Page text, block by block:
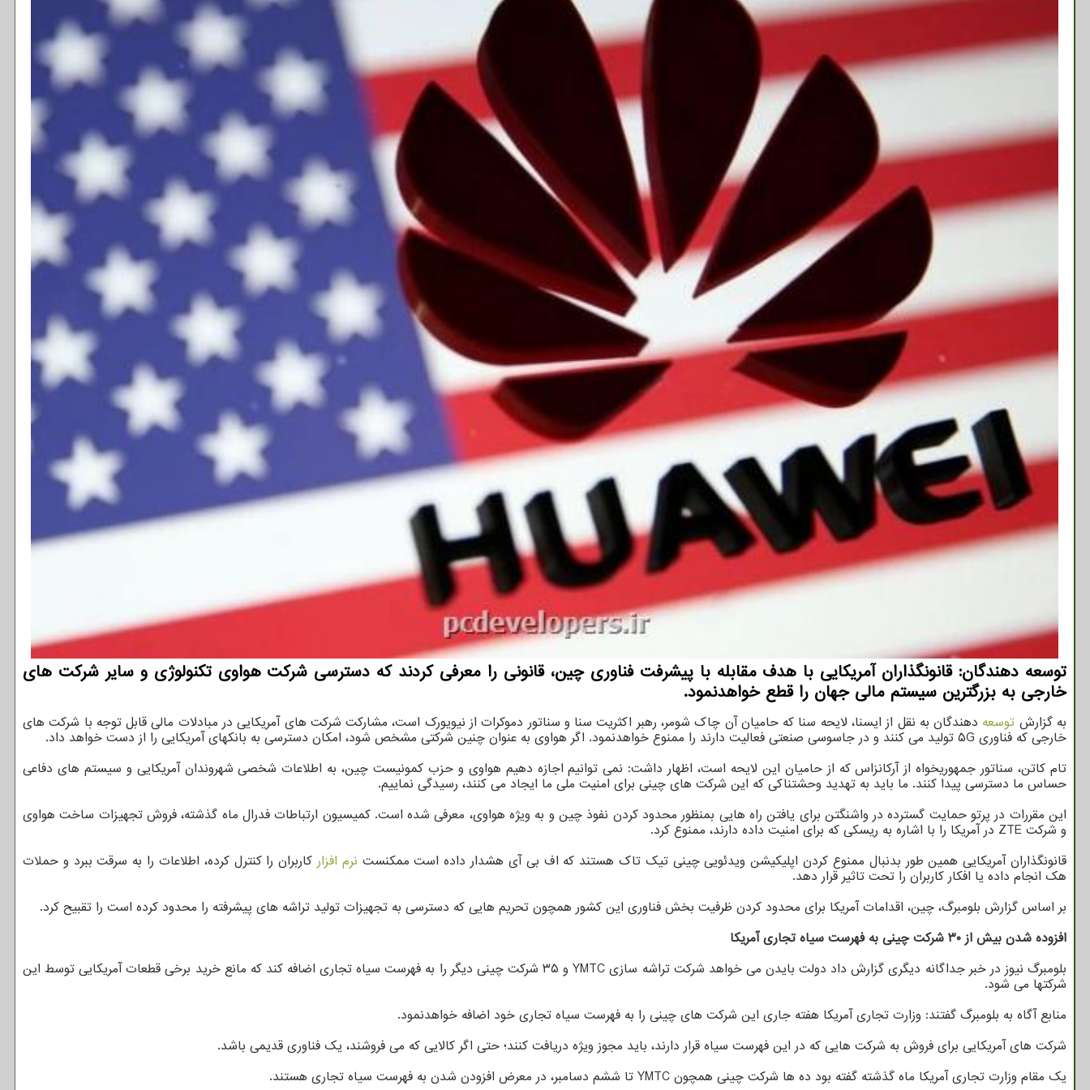
توسعه دهندگان: قانونگذاران آمریکایی با هدف مقابله با پیشرفت فناوری چین، قانونی را معرفی کردند که دسترسی شرکت هواوی تکنولوژی و سایر شرکت های
خارجی به بزرگترین سیستم مالی جهان را قطع خواهدنمود.
به گزارش توسعه دهندگان به نقل از ایسنا، لایحه سنا که حامیان آن چاک شومر، رهبر اکثریت سنا و سناتور دموکرات از نیویورک است، مشارکت شرکت های آمریکایی در مبادلات مالی قابل توجه با شرکت های
خارجی که فناوری ۵G تولید می کنند و در جاسوسی صنعتی فعالیت دارند را ممنوع خواهدنمود. اگر هواوی به عنوان چنین شرکتی مشخص شود، امکان دسترسی به بانکهای آمریکایی را از دست خواهد داد.
تام کاتن، سناتور جمهوریخواه از آرکانزاس که از حامیان این لایحه است، اظهار داشت: نمی توانیم اجازه دهیم هواوی و حزب کمونیست چین، به اطلاعات شخصی شهروندان آمریکایی و سیستم های دفاعی
حساس ما دسترسی پیدا کنند. ما باید به تهدید وحشتناکی که این شرکت های چینی برای امنیت ملی ما ایجاد می کنند، رسیدگی نماییم.
این مقررات در پرتو حمایت گسترده در واشنگتن برای یافتن راه هایی بمنظور محدود کردن نفوذ چین و به ویژه هواوی، معرفی شده است. کمیسیون ارتباطات فدرال ماه گذشته، فروش تجهیزات ساخت هواوی
و شرکت ZTE در آمریکا را با اشاره به ریسکی که برای امنیت داده دارند، ممنوع کرد.
قانونگذاران آمریکایی همین طور بدنبال ممنوع کردن اپلیکیشن ویدئویی چینی تیک تاک هستند که اف بی آی هشدار داده است ممکنست نرم افزار کاربران را کنترل کرده، اطلاعات را به سرقت ببرد و حملات
هک انجام داده یا افکار کاربران را تحت تاثیر قرار دهد.
بر اساس گزارش بلومبرگ، چین، اقدامات آمریکا برای محدود کردن ظرفیت بخش فناوری این کشور همچون تحریم هایی که دسترسی به تجهیزات تولید تراشه های پیشرفته را محدود کرده است را تقبیح کرد.
افزوده شدن بیش از ۳۰ شرکت چینی به فهرست سیاه تجاری آمریکا
بلومبرگ نیوز در خبر جداگانه دیگری گزارش داد دولت بایدن می خواهد شرکت تراشه سازی YMTC و ۳۵ شرکت چینی دیگر را به فهرست سیاه تجاری اضافه کند که مانع خرید برخی قطعات آمریکایی توسط این
شرکتها می شود.
منابع آگاه به بلومبرگ گفتند: وزارت تجاری آمریکا هفته جاری این شرکت های چینی را به فهرست سیاه تجاری خود اضافه خواهدنمود.
شرکت های آمریکایی برای فروش به شرکت هایی که در این فهرست سیاه قرار دارند، باید مجوز ویژه دریافت کنند؛ حتی اگر کالایی که می فروشند، یک فناوری قدیمی باشد.
یک مقام وزارت تجاری آمریکا ماه گذشته گفته بود ده ها شرکت چینی همچون YMTC تا ششم دسامبر، در معرض افزودن شدن به فهرست سیاه تجاری هستند.